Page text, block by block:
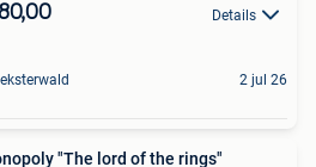
Details
2 jul 26
"The lord of the rings"